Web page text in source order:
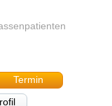
Termin